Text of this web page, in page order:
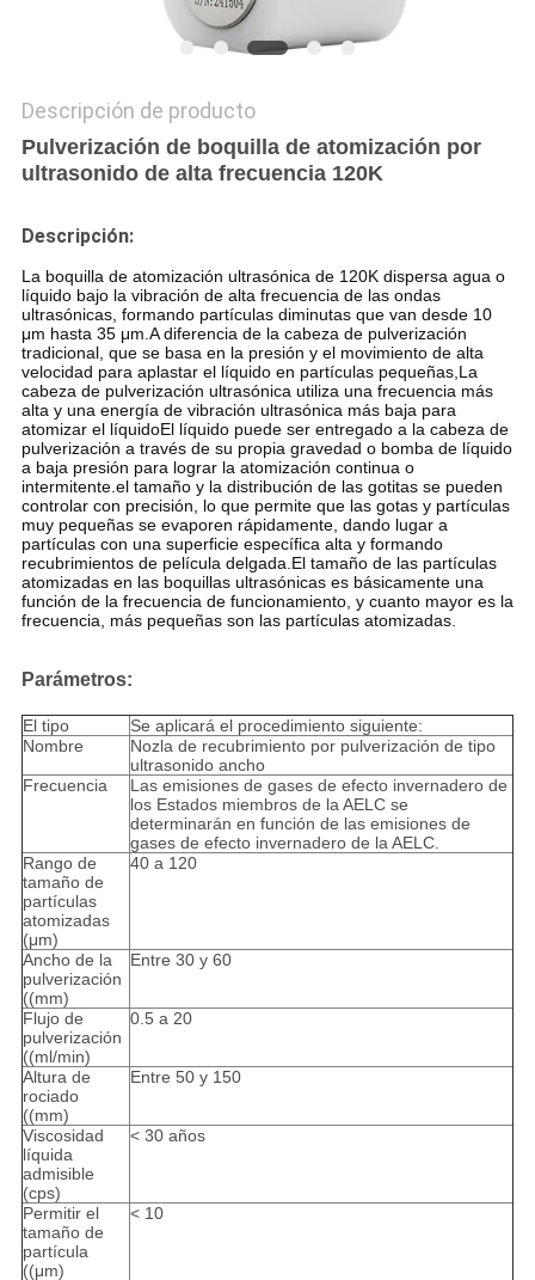
PRIVACIDAD
Descripción de producto
Pulverización de boquilla de atomización por
ultrasonido de alta frecuencia 120K
Descripción:
La boquilla de atomización ultrasónica de 120K dispersa agua o
líquido bajo la vibración de alta frecuencia de las ondas
ultrasónicas, formando partículas diminutas que van desde 10
μm hasta 35 μm.A diferencia de la cabeza de pulverización
tradicional, que se basa en la presión y el movimiento de alta
velocidad para aplastar el líquido en partículas pequeñas,La
cabeza de pulverización ultrasónica utiliza una frecuencia más
alta y una energía de vibración ultrasónica más baja para
atomizar el líquidoEl líquido puede ser entregado a la cabeza de
pulverización a través de su propia gravedad o bomba de líquido
a baja presión para lograr la atomización continua o
intermitente.el tamaño y la distribución de las gotitas se pueden
controlar con precisión, lo que permite que las gotas y partículas
muy pequeñas se evaporen rápidamente, dando lugar a
partículas con una superficie específica alta y formando
recubrimientos de película delgada.El tamaño de las partículas
atomizadas en las boquillas ultrasónicas es básicamente una
función de la frecuencia de funcionamiento, y cuanto mayor es la
frecuencia, más pequeñas son las partículas atomizadas.
Parámetros:
El tipo
Se aplicará el procedimiento siguiente:
Nombre
Nozla de recubrimiento por pulverización de tipo
ultrasonido ancho
Frecuencia
Las emisiones de gases de efecto invernadero de
los Estados miembros de la AELC se
determinarán en función de las emisiones de
gases de efecto invernadero de la AELC.
Rango de
tamaño de
partículas
atomizadas
(μm)
40 a 120
Ancho de la
pulverización
((mm)
Entre 30 y 60
Flujo de
pulverización
((ml/min)
0.5 a 20
Altura de
rociado
((mm)
Entre 50 y 150
Viscosidad
líquida
admisible
(cps)
< 30 años
Permitir el
tamaño de
partícula
((μm)
< 10